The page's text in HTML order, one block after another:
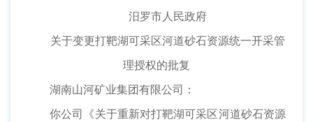
汨罗市人民政府
关于变更打靶湖可采区河道砂石资源统一开采管
理授权的批复
湖南山河矿业集团有限公司：
你公司《关于重新对打靶湖可采区河道砂石资源